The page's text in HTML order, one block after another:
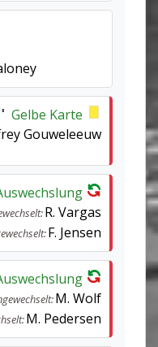
Gelbe Karte
Gouweleeuw
R. Vargas
F. Jensen
M. Wolf
M. Pedersen